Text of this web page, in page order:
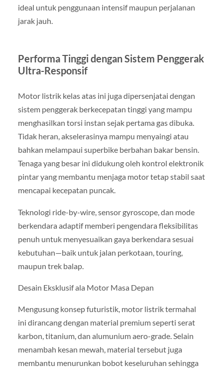
ideal untuk penggunaan intensif maupun perjalanan
jarak jauh.
Performa Tinggi dengan Sistem Penggerak
Ultra-Responsif
Motor listrik kelas atas ini juga dipersenjatai dengan
sistem penggerak berkecepatan tinggi yang mampu
menghasilkan torsi instan sejak pertama gas dibuka.
Tidak heran, akselerasinya mampu menyaingi atau
bahkan melampaui superbike berbahan bakar bensin.
Tenaga yang besar ini didukung oleh kontrol elektronik
pintar yang membantu menjaga motor tetap stabil saat
mencapai kecepatan puncak.
Teknologi ride-by-wire, sensor gyroscope, dan mode
berkendara adaptif memberi pengendara fleksibilitas
penuh untuk menyesuaikan gaya berkendara sesuai
kebutuhan—baik untuk jalan perkotaan, touring,
maupun trek balap.
Desain Eksklusif ala Motor Masa Depan
Mengusung konsep futuristik, motor listrik termahal
ini dirancang dengan material premium seperti serat
karbon, titanium, dan alumunium aero-grade. Selain
menambah kesan mewah, material tersebut juga
membantu menurunkan bobot keseluruhan sehingga